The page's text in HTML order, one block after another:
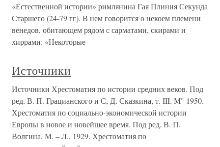
«Естественной истории» римлянина Гая Плиния Секунда
Старшего (24-79 гг). В нем говорится о некоем племени
венедов, обитающем рядом с сарматами, скирами и
хиррами: «Некоторые
Источники
Источники Хрестоматия по истории средних веков. Под
ред. В. П. Грацианского и С, Д. Сказкина, т. III. М" 1950.
Хрестоматия по социально-экономической истории
Европы в новое и новейшее время. Под ред. В. П.
Волгина. М. – Л., 1929. Хрестоматия по